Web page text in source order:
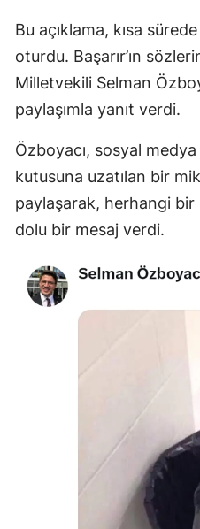
Bu açıklama, kısa
oturdu. Başarır’ın
Milletvekili Selman
paylaşımla yanıt verdi.
Özboyacı, sosyal
kutusuna uzatılan bir
paylaşarak, herhangi
dolu bir mesaj verdi.